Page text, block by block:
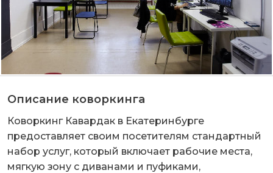
Описание коворкинга
Коворкинг Кавардак в Екатеринбурге
предоставляет своим посетителям стандартный
набор услуг, который включает рабочие места,
мягкую зону с диванами и пуфиками,